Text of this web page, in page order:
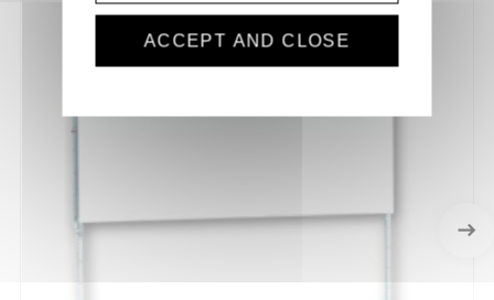
ACCEPT AND CLOSE